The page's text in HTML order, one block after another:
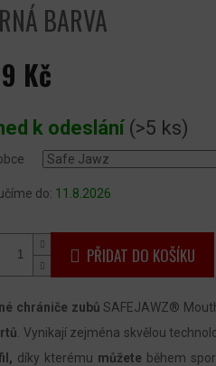
BARVA
Kč
k odeslání (>5 ks)
do: 11.8.2026
PŘIDAT DO KOŠÍKU
chrániče zubůSAFEJAWZ®
. Vynikají zejména skvělou
díky kterému můžete během